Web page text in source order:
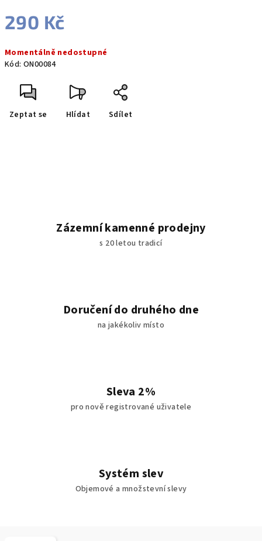
290 Kč
cena:
Momentálně nedostupné
Kód: ON00084
Zeptat se Hlídat Sdílet
Zázemní kamenné prodejny
s 20 letou tradicí
Doručení do druhého dne
na jakékoliv místo
Sleva 2%
pro nově registrované uživatele
Systém slev
Objemové a množstevní slevy